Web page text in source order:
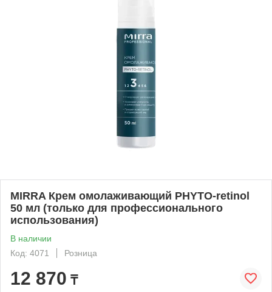
MIRRA Крем омолаживающий PHYTO-retinol
50 мл (только для профессионального
использования)
В наличии
Код: 4071
Розница
12 870 ₸